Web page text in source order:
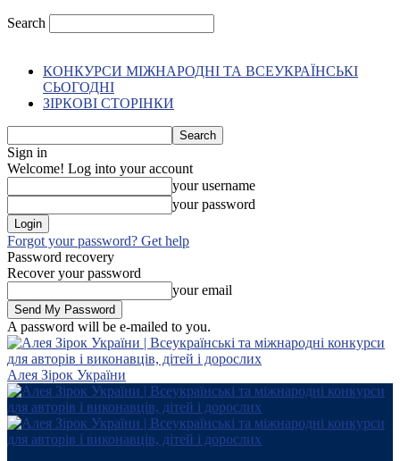
Search
КОНКУРСИ МІЖНАРОДНІ ТА ВСЕУКРАЇНСЬКІ
СЬОГОДНІ
ЗІРКОВІ СТОРІНКИ
Sign in
Welcome! Log into your account
your username
your password
Forgot your password? Get help
Password recovery
Recover your password
your email
A password will be e-mailed to you.
Алея Зірок України